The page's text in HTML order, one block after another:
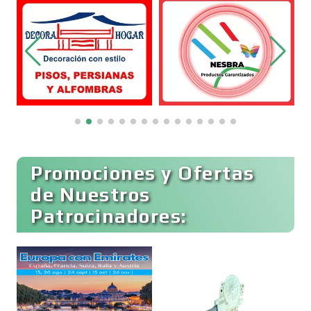
Belleza
Bordados y Estampados
Cafeterías
Cajas de Ahorro
Promociones y Ofertas
de Nuestros
Patrocinadores: